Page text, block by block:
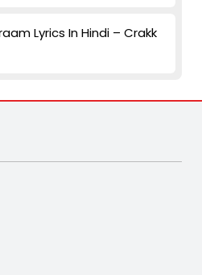
Lyrics In Hindi – Crakk